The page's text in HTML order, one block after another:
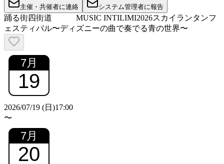
主催・共催者に連絡 システム管理者に報告
踊る街四街道 MUSIC INTILIMI2026スカイランタンフ
ェスティバル〜ディズニーの曲で奏でる青の世界〜
7月
19
2026/07/19 (日)17:00
〜
7月
20